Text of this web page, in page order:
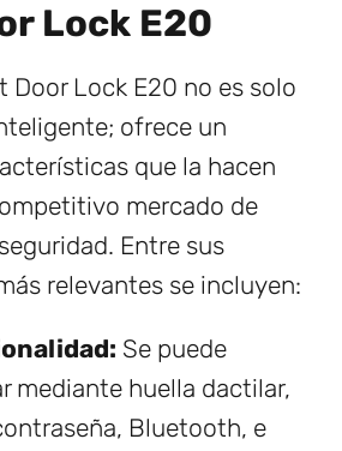
Lock E20
Door Lock E20 no es solo
ofrece un
que la hacen
mercado de
Entre sus
relevantes se incluyen:
Se puede
mediante huella dactilar,
Bluetooth, e